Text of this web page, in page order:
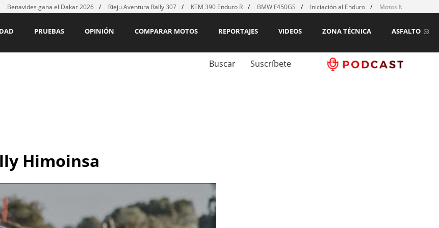
Benavides gana el Dakar 2026 Rieju Aventura Rally 307 KTM 390 Enduro R BMW F450GS Iniciación al Enduro Motos MX para
ASFALTO
ZONA TÉCNICA
VIDEOS
REPORTAJES
COMPARAR MOTOS
OPINIÓN
PRUEBAS
Buscar Suscríbete
Himoinsa